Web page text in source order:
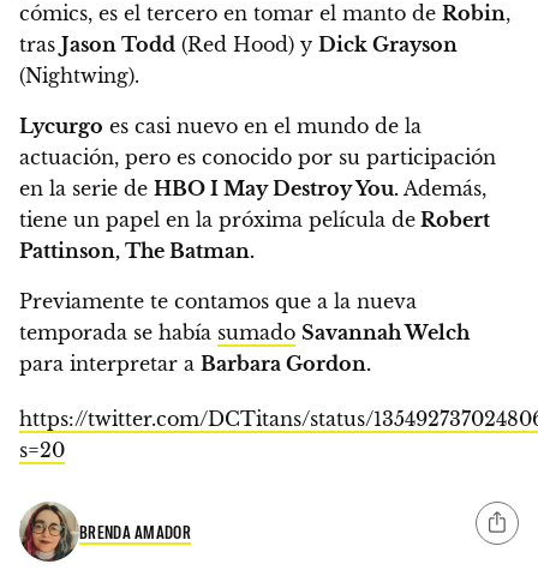
cómics, es el tercero en tomar el manto de Robin,
tras Jason Todd (Red Hood) y Dick Grayson
(Nightwing).
Lycurgo es casi nuevo en el mundo de la
actuación, pero es conocido por su participación
en la serie de HBO I May Destroy You. Además,
tiene un papel en la próxima película de Robert
Pattinson, The Batman.
Previamente te contamos que a la nueva
temporada se había sumado Savannah Welch
para interpretar a Barbara Gordon.
https://twitter.com/DCTitans/status/
s=20
BRENDA AMADOR